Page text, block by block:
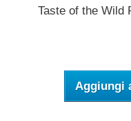
Taste of the Wild
Aggiungi